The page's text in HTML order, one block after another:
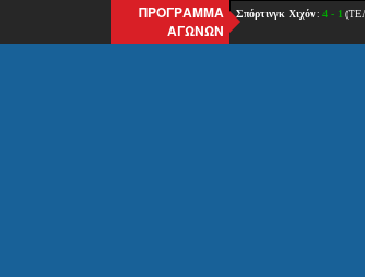
ΠΡΟΓΡΑΜΜΑ
ΑΓΩΝΩΝ